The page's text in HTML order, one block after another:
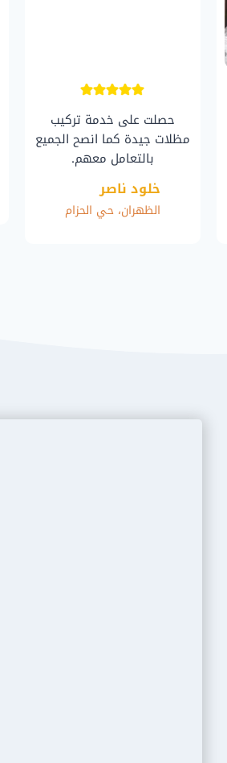
حصلت على خدمة تركيب
مظلات جيدة كما انصح الجميع
بالتعامل معهم.
خلود ناصر
الظهران، حي الحزام